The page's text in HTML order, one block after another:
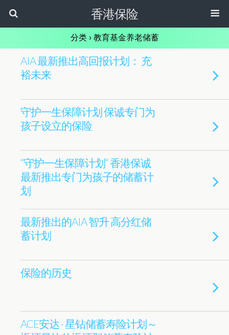
香港保险
分类 › 教育基金养老储蓄
AIA 最新推出高回报计划： 充
裕未来
守护一生保障计划 保诚专门为
孩子设立的保险
“守护一生保障计划“ 香港保诚
最新推出专门为孩子的储蓄计
划
最新推出的AIA 智升 高分红储
蓄计划
保险的历史
ACE安达 · 星钻储蓄寿险计划～